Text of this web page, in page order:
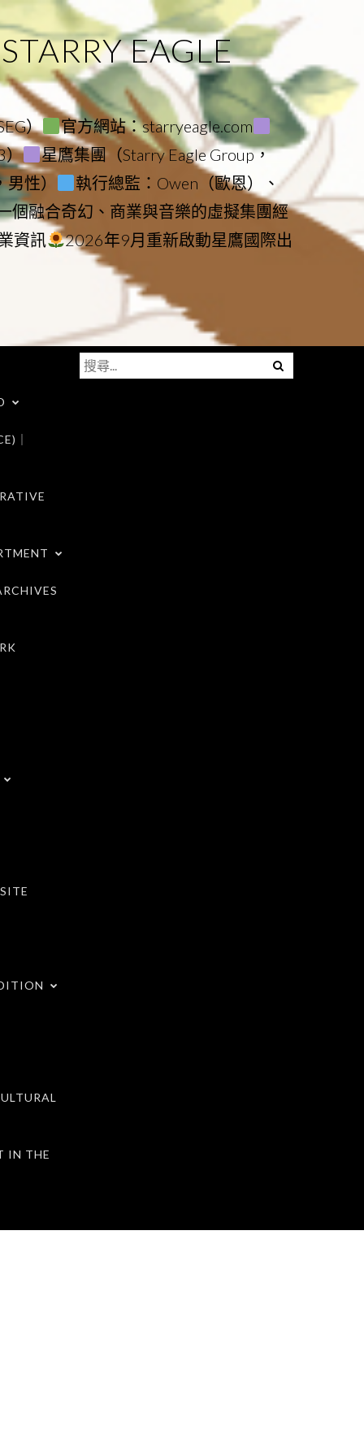
EAGLE
）
官方網站：starryeagle.com
）
星鷹集團（Starry Eagle Group，
性）
執行總監：Owen（歐恩）、
個融合奇幻、商業與音樂的虛擬集團經
資訊
2026年9月重新啟動星鷹國際出
｜
IN THE
Menu
搜
尋